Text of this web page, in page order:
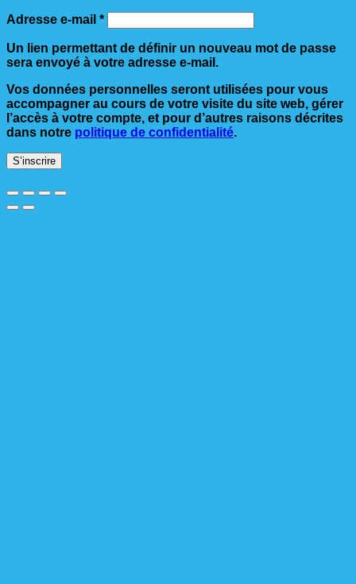
Adresse e-mail *Obligatoire
Un lien permettant de définir un nouveau mot de passe
sera envoyé à votre adresse e-mail.
Vos données personnelles seront utilisées pour vous
accompagner au cours de votre visite du site web, gérer
l’accès à votre compte, et pour d’autres raisons décrites
dans notre politique de confidentialité.
S’inscrire